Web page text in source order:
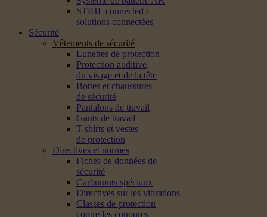
STIHL connected /
solutions connectées
Sécurité
Vêtements de sécurité
Lunettes de protection
Protection auditive,
du visage et de la tête
Bottes et chaussures
de sécurité
Pantalons de travail
Gants de travail
T-shirts et vestes
de protection
Directives et normes
Fiches de données de
sécurité
Carburants spéciaux
Directives sur les vibrations
Classes de protection
contre les coupures